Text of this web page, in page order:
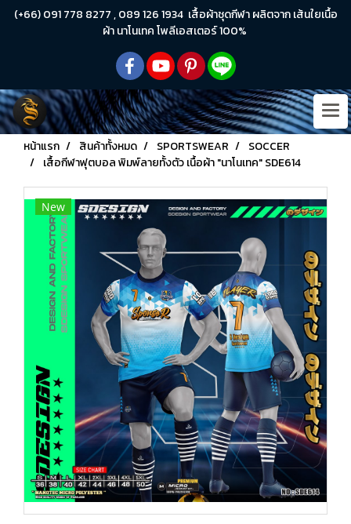
(+66) 091 778 8277 , 089 126 1934 เสื้อผ้าชุดกีฬา ผลิตจาก เส้นใยเนื้อ
ผ้า นาโนเทค โพลีเอสเตอร์ 100%
หน้าแรก สินค้าทั้งหมด SPORTSWEAR
SOCCER
เสื้อกีฬาฟุตบอล พิมพ์ลายทั้งตัว เนื้อผ้า "นาโนเทค" SDE614
New